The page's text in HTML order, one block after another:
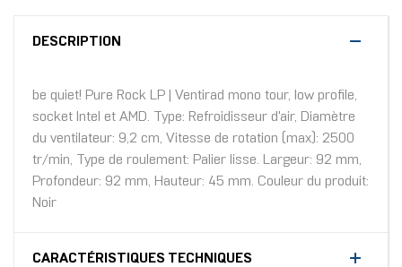
DESCRIPTION
be quiet! Pure Rock LP | Ventirad mono tour, low profile,
socket Intel et AMD. Type: Refroidisseur d'air, Diamètre
du ventilateur: 9,2 cm, Vitesse de rotation (max): 2500
tr/min, Type de roulement: Palier lisse. Largeur: 92 mm,
Profondeur: 92 mm, Hauteur: 45 mm. Couleur du produit:
Noir
CARACTÉRISTIQUES TECHNIQUES